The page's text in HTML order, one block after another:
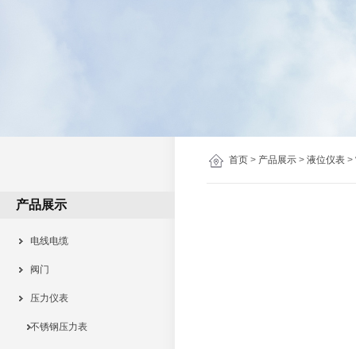
首页 > 产品展示 > 液位仪表 >
产品展示
电线电缆
阀门
压力仪表
不锈钢压力表